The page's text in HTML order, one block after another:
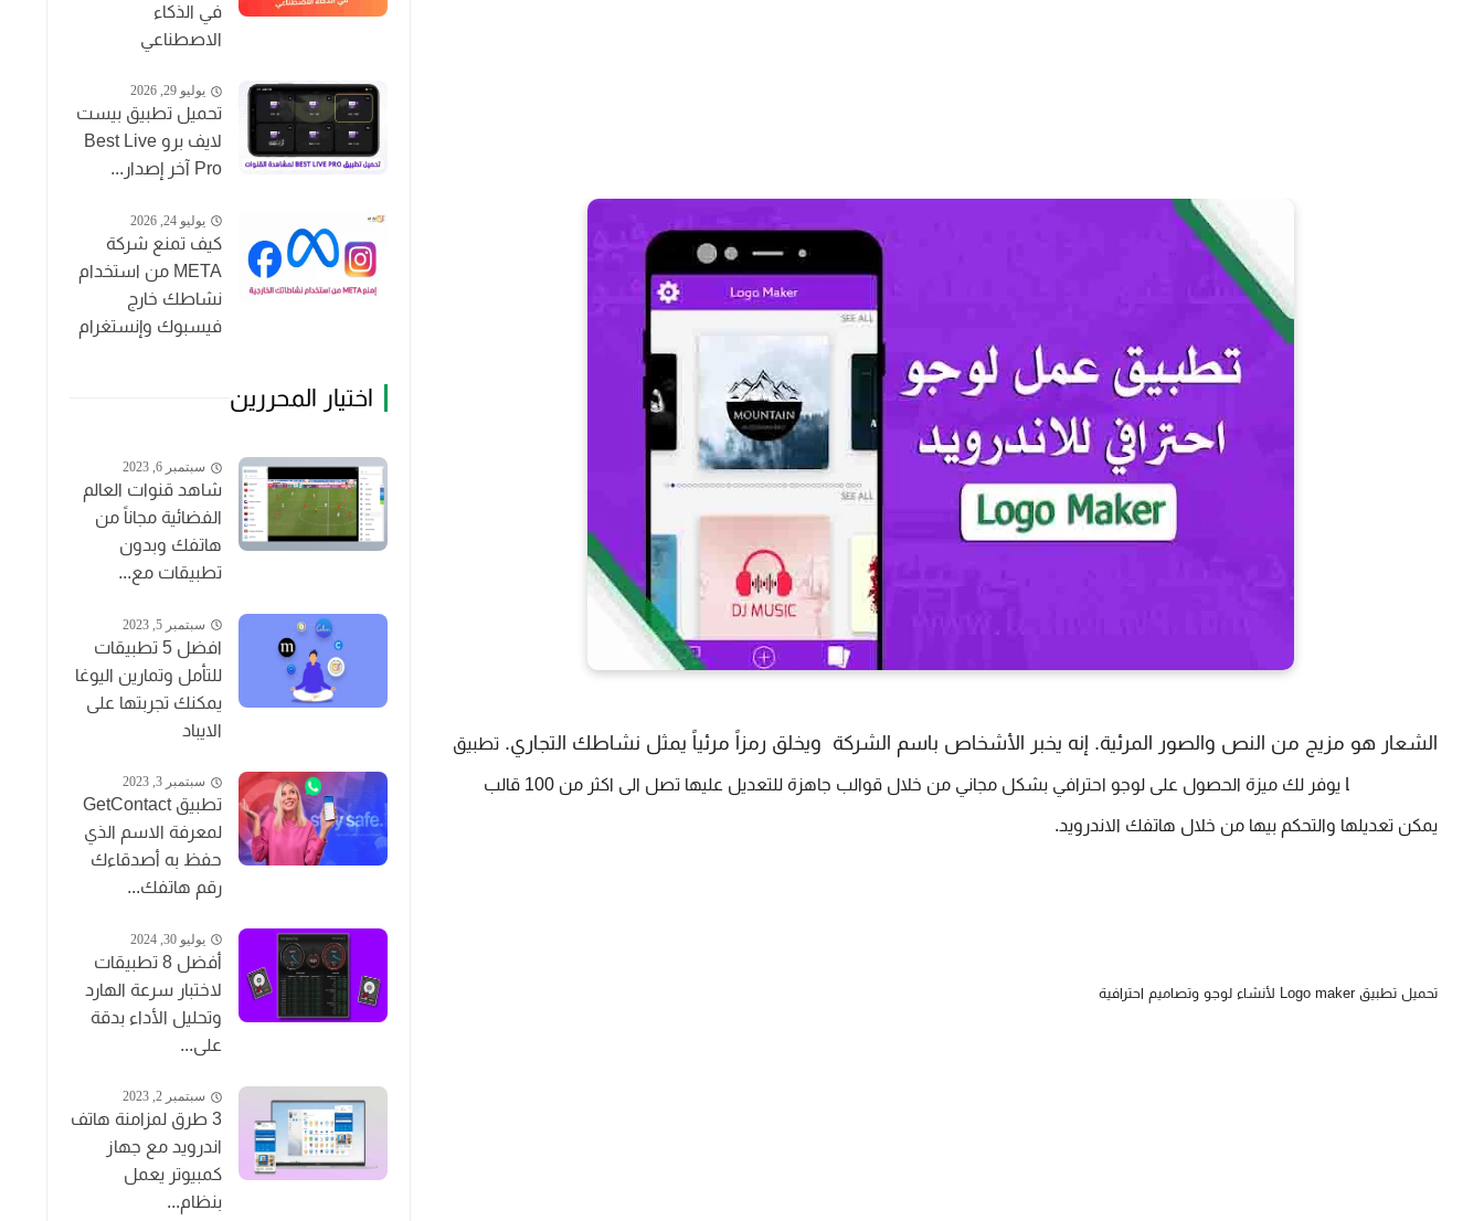
الشعار هو مزيج من النص والصور المرئية. إنه يخبر الأشخاص باسم الشركة  ويخلق رمزاً مرئياً يمثل نشاطك التجاري.
يمكن تعديلها والتحكم بيها من خلال هاتفك الاندرويد.
تحميل تطبيق Logo maker لأنشاء لوجو وتصاميم احترافية
في الذكاء
الاصطناعي
يوليو 29, 2026
تحميل تطبيق بيست
لايف برو Best Live
Pro آخر إصدار...
يوليو 24, 2026
كيف تمنع شركة
META من استخدام
نشاطك خارج
فيسبوك وإنستغرام
اختيار المحررين
سبتمبر 6, 2023
شاهد قنوات العالم
الفضائية مجاناً من
هاتفك وبدون
تطبيقات مع...
سبتمبر 5, 2023
افضل 5 تطبيقات
للتأمل وتمارين اليوغا
يمكنك تجربتها على
الايباد
سبتمبر 3, 2023
تطبيق GetContact
لمعرفة الاسم الذي
حفظ به أصدقاءك
رقم هاتفك...
يوليو 30, 2024
أفضل 8 تطبيقات
لاختبار سرعة الهارد
وتحليل الأداء بدقة
على...
سبتمبر 2, 2023
3 طرق لمزامنة هاتف
اندرويد مع جهاز
كمبيوتر يعمل
بنظام...